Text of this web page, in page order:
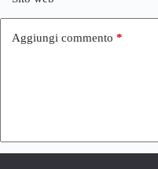
Aggiungi commento *